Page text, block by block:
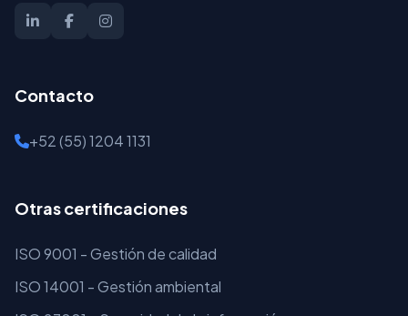
Contacto
+52 (55) 1204 1131
Otras certificaciones
ISO 9001 - Gestión de calidad
ISO 14001 - Gestión ambiental